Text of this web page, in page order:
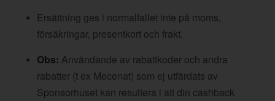
Ersättning ges i normalfallet inte på moms,
försäkringar, presentkort och frakt.
Obs: Användande av rabattkoder och andra
rabatter (t ex Mecenat) som ej utfärdats av
Sponsorhuset kan resultera i att din cashback